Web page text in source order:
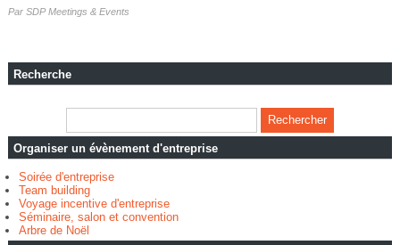
Par SDP Meetings & Events
Recherche
Organiser un évènement d'entreprise
Soirée d'entreprise
Team building
Voyage incentive d'entreprise
Séminaire, salon et convention
Arbre de Noël